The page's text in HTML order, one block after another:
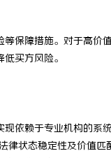
保障措施。对于高
买方风险。
现依赖于专业机构的
律状态稳定性及价值